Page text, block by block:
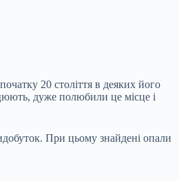
20 століття в деяких його
дуже полюбили це місце і
При цьому знайдені опали